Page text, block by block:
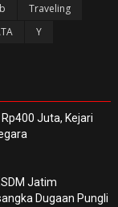
Traveling
Y
Juta, Kejari
Jatim
Dugaan Pungli